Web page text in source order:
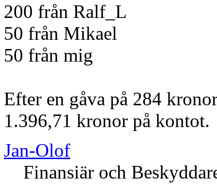
200 från Ralf_L
50 från Mikael
50 från mig
Efter en gåva på 284
1.396,71 kronor på kontot.
Jan-Olof
Finansiär och